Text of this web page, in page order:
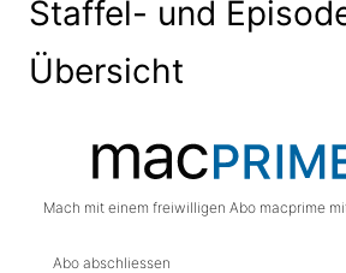
Staffel- und
Übersicht
Mach mit einem freiwilligen Abo macprime
Abo abschliessen